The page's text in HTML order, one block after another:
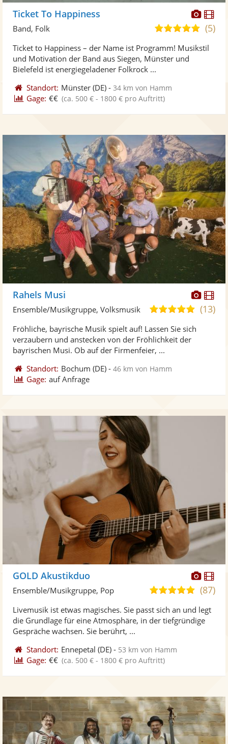
Fotos
Ticket To Happiness
5,0
5
(5)
Band, Folk
Ticket to Happiness – der Name ist Programm! Musikstil
und Motivation der Band aus Siegen, Münster und
Bielefeld ist energiegeladener Folkrock ...
Standort: Münster (DE) -34 km von Hamm
Gage: €€ (ca. 500 € - 1800 € pro Auftritt)
Rahels Musi
5,0
5
(13)
Ensemble/Musikgruppe, Volksmusik
Fröhliche, bayrische Musik spielt auf! Lassen Sie sich
verzaubern und anstecken von der Fröhlichkeit der
bayrischen Musi. Ob auf der Firmenfeier, ...
Standort: Bochum (DE) -46 km von Hamm
Gage: auf Anfrage
Fotos
GOLD Akustikduo
5,0
5
Sternen
(87)
Ensemble/Musikgruppe, Pop
Livemusik ist etwas magisches. Sie passt sich an und legt
die Grundlage für eine Atmosphäre, in der tiefgründige
Gespräche wachsen. Sie berührt, ...
Standort: Ennepetal (DE) - 53 km von Hamm
Gage: €€ (ca. 500 € - 1800 € pro Auftritt)